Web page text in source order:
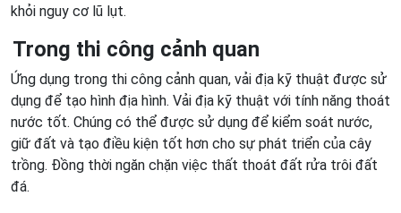
khỏi nguy cơ lũ lụt.
Trong thi công cảnh quan
Ứng dụng trong thi công cảnh quan, vải địa kỹ thuật được sử
dụng để tạo hình địa hình. Vải địa kỹ thuật với tính năng thoát
nước tốt. Chúng có thể được sử dụng để kiểm soát nước,
giữ đất và tạo điều kiện tốt hơn cho sự phát triển của cây
trồng. Đồng thời ngăn chặn việc thất thoát đất rửa trôi đất
đá.